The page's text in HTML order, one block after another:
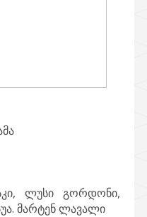
ლუსი გორდონი,
მარტენ ლავალი